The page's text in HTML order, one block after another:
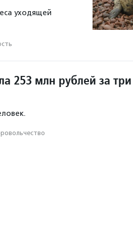
уходящей
253 млн рублей за три